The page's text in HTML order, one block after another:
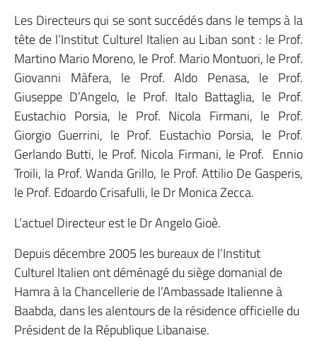
Les Directeurs qui se sont succédés dans le temps à la
tête de l’Institut Culturel Italien au Liban sont : le Prof.
Martino Mario Moreno, le Prof. Mario Montuori, le Prof.
Giovanni Màfera, le Prof. Aldo Penasa, le Prof.
Giuseppe D’Angelo, le Prof. Italo Battaglia, le Prof.
Eustachio Porsia, le Prof. Nicola Firmani, le Prof.
Giorgio Guerrini, le Prof. Eustachio Porsia, le Prof.
Gerlando Butti, le Prof. Nicola Firmani, le Prof. Ennio
Troili, la Prof. Wanda Grillo, le Prof. Attilio De Gasperis,
le Prof. Edoardo Crisafulli, le Dr Monica Zecca.
L’actuel Directeur est le Dr Angelo Gioè.
Depuis décembre 2005 les bureaux de l’Institut
Culturel Italien ont déménagé du siège domanial de
Hamra à la Chancellerie de l’Ambassade Italienne à
Baabda, dans les alentours de la résidence officielle du
Président de la République Libanaise.